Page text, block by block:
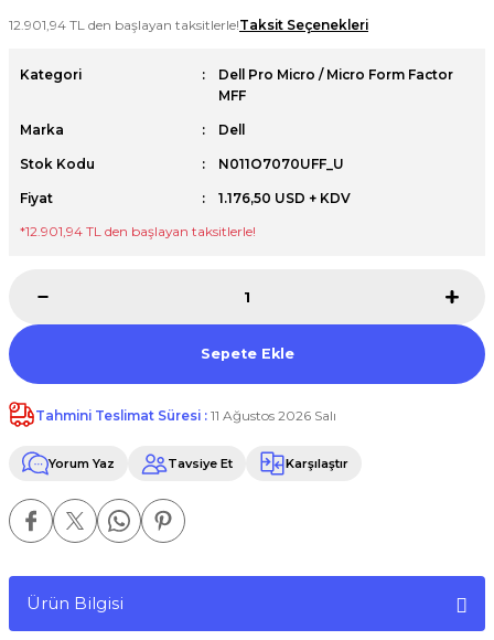
12.901,94 TL den başlayan taksitlerle!Taksit Seçenekleri
Kategori
Dell Pro Micro / Micro Form Factor
MFF
Marka Dell
Stok Kodu N011O7070UFF_U
Fiyat
1.176,50 USD + KDV
*12.901,94 TL den başlayan taksitlerle!
Sepete Ekle
Tahmini Teslimat Süresi : 11 Ağustos 2026 Salı
Yorum Yaz Tavsiye Et Karşılaştır
Ürün Bilgisi